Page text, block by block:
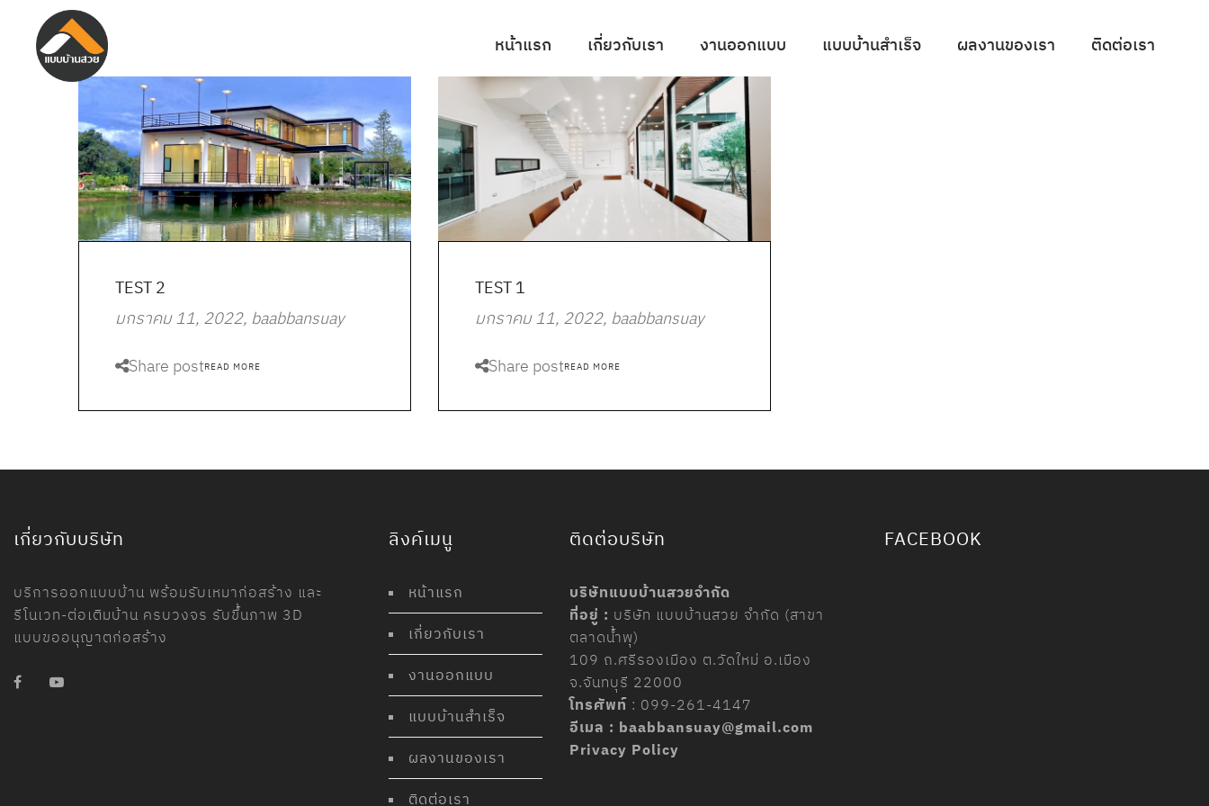
หน้าแรก เกี่ยวกับเรา งานออกแบบ แบบบ้านสำเร็จ ผลงานของเรา ติดต่อเรา
TEST 2
มกราคม 11, 2022 baabbansuay
READ MORE
Share post
TEST 1
มกราคม 11, 2022 baabbansuay
READ MORE
Share post
เกี่ยวกับบริษัท
บริการออกแบบบ้าน พร้อมรับเหมาก่อสร้าง และ
รีโนเวท-ต่อเติมบ้าน ครบวงจร รับขึ้นภาพ 3D
แบบขออนุญาตก่อสร้าง
ลิงค์เมนู
หน้าแรก
เกี่ยวกับเรา
งานออกแบบ
แบบบ้านสำเร็จ
ผลงานของเรา
ติดต่อเรา
ติดต่อบริษัท
บริษัทแบบบ้านสวยจำกัด
ที่อยู่ : บริษัท แบบบ้านสวย จำกัด (สาขา
ตลาดน้ำพุ)
109 ถ.ศรีรองเมือง ต.วัดใหม่ อ. เมือง
จ.จันทบุรี 22000
โทรศัพท์ : 099-261-4147
อีเมล : baabbansuay@gmail.com
Privacy Policy
FACEBOOK